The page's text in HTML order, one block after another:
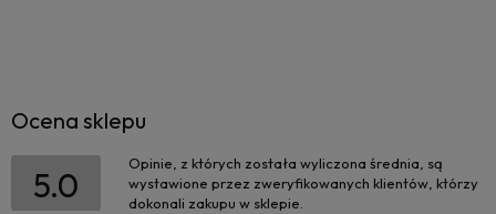
Ocena sklepu
5.0
Opinie, z których została wyliczona średnia, są
wystawione przez zweryfikowanych klientów, którzy
dokonali zakupu w sklepie.